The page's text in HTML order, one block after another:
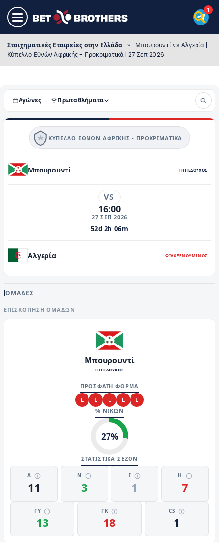
Στοιχηματικές Εταιρείες στην Ελλάδα »
Μπουρουντί vs Αλγερία |
Κύπελλο Εθνών Αφρικής - Προκριματικά | 27 Σεπ 2026
Αγώνες Πρωταθλήματα
ΚΎΠΕΛΛΟ ΕΘΝΏΝ ΑΦΡΙΚΉΣ - ΠΡΟΚΡΙΜΑΤΙΚΆ
Μπουρουντί ΓΗΠΕΔΟΥΧΟΣ
VS
16:00
27 ΣΕΠ 2026
52d 2h 06m
Αλγερία ΦΙΛΟΞΕΝΟΥΜΕΝΟΣ
ΟΜΑΔΕΣ
ΕΠΙΣΚΌΠΗΣΗ ΟΜΆΔΩΝ
Μπουρουντί
ΓΗΠΕΔΟΥΧΟΣ
ΠΡΟΣΦΑΤΗ ΦΟΡΜΑ
L
L L L
L
% ΝΙΚΩΝ
27%
ΣΤΑΤΙΣΤΙΚΑ ΣΕΖΟΝ
Α
11
Ν
3
Ι
1
Η
7
ΓΥ
13
ΓΚ
18
CS
1